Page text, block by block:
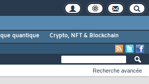
quantique
Crypto, NFT & Blockchain
Recherche avancée